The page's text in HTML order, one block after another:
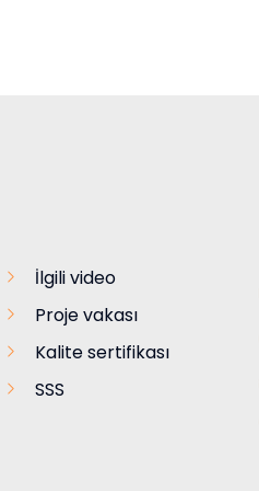
İlgili video
Proje vakası
Kalite sertifikası
SSS